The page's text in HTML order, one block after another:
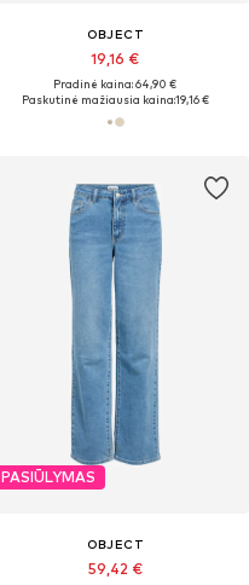
OBJECT
19,16 €
Pradinė kaina: 64,90 €
Paskutinė mažiausia kaina:19,16 €
PASIŪLYMAS
OBJECT
59,42 €